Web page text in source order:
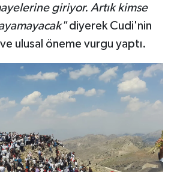
giriyor. Artık kimse
diyerek Cudi'nin
ve ulusal öneme vurgu yaptı.